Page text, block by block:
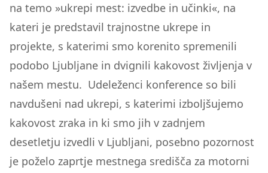
na temo »ukrepi mest: izvedbe in učinki«, na
kateri je predstavil trajnostne ukrepe in
projekte, s katerimi smo korenito spremenili
podobo Ljubljane in dvignili kakovost življenja v
našem mestu. Udeleženci konference so bili
navdušeni nad ukrepi, s katerimi izboljšujemo
kakovost zraka in ki smo jih v zadnjem
desetletju izvedli v Ljubljani, posebno pozornost
je poželo zaprtje mestnega središča za motorni